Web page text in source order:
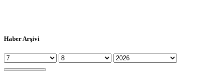
Haber Arşivi